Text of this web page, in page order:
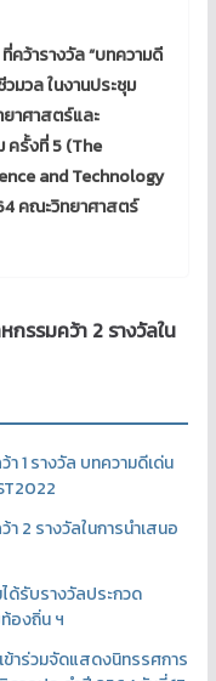
ว้ารางวัล “บทความดี
วมวล ในงานประชุม
าศาสตร์และ
ครั้งที่ 5(The
and Technology
คณะวิทยาศาสตร์
รรมคว้า 2 รางวัลใน
1 รางวัล บทความดีเด่น
2 รางวัลในการนำเสนอ
ด้รับรางวัลประกวด
องถิ่น ฯ
ข้าร่วมจัดแสดงนิทรรศการ